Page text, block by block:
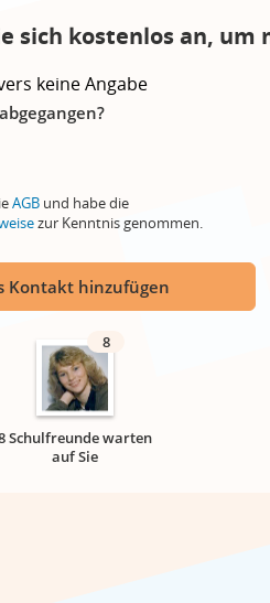
sich kostenlos an,
keine Angabe
AGB und habe die
zur Kenntnis genommen.
Kontakt hinzufügen
8
Schulfreunde warten
auf Sie